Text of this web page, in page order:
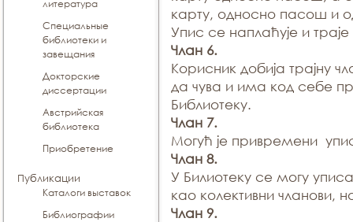
литература
Специальные
библиотеки и
завещания
Докторские
диссертации
Австрийская
библиотека
Приобретение
Публикации
Каталоги выставок
Библиографии
карту, односно пасош и
Упис се наплаћује и
Члан 6.
Корисник добија трајну
да чува и има код себе
Библиотеку.
Члан 7.
Могућ је привремени
Члан 8.
У Билиотеку се могу
као колективни чланови,
Члан 9.